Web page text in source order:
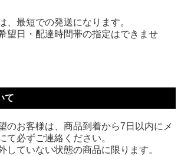
、最短での発送になります。
望日・配達時間帯の指定はできませ
て
のお客様は、商品到着から7日以内にメ
て必ずご連絡ください。
していない状態の商品に限ります。